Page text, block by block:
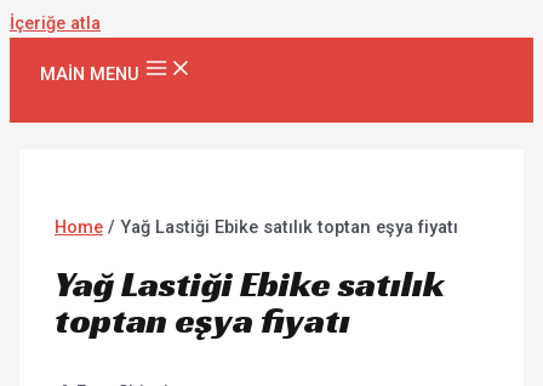
İçeriğe atla
MAIN MENU
Home / Yağ Lastiği Ebike satılık toptan eşya fiyatı
Yağ Lastiği Ebike satılık
toptan eşya fiyatı